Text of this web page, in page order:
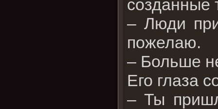
созданные
– Люди
пожелаю.
– Больше
Его глаза
– Ты